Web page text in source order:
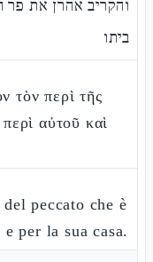
והקריב אהרן את
ביתו
τὸν περὶ τῆς
αὐτοῦ καὶ
peccato che è
e per la sua casa.